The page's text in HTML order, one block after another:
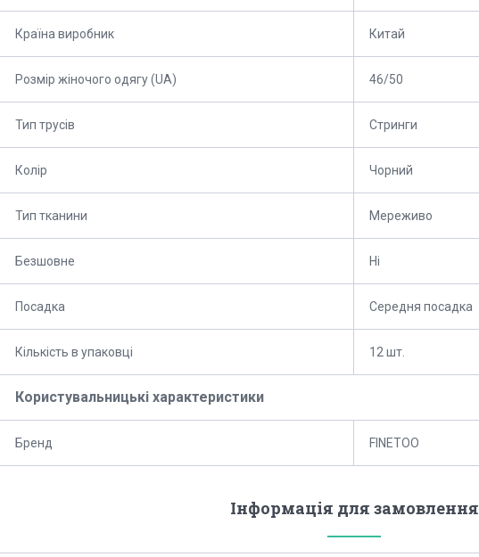
Країна виробник Китай
Розмір жіночого одягу (UA) 46/50
Тип трусів Стринги
Колір Чорний
Тип тканини Мереживо
Безшовне Ні
Посадка Середня посадка
Кількість в упаковці 12 шт.
Користувальницькі характеристики
Бренд FINETOO
Інформація для замовлення